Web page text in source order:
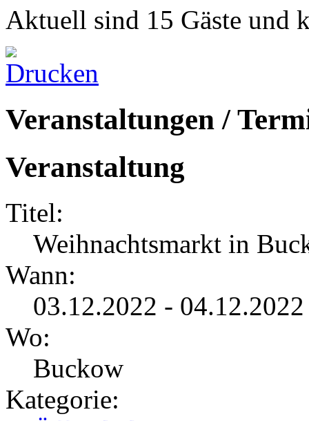
Aktuell sind 15 Gäste und
Veranstaltungen /
Veranstaltung
Titel:
Weihnachtsmarkt in
Wann:
03.12.2022 -
Wo:
Buckow
Kategorie: